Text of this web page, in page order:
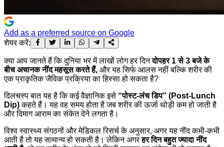
Add as a preferred source on Google
शेयर करें:
क्या आप जानते हैं कि दुनिया भर में लाखों लोग हर दिनदोपहर 1 से 3 बजे के
बीच अचानक नींद महसूस करते हैं, और यह सिर्फ आलस नहीं बल्कि शरीर की
एक प्राकृतिक जैविक प्रक्रिया का हिस्सा हो सकता है?
दिलचस्प बात यह है कि कई वैज्ञानिक इसे “पोस्ट-लंच डिप” (Post-Lunch
Dip)कहते हैं। यह वह समय होता है जब शरीर की ऊर्जा थोड़ी कम हो जाती है
और दिमाग आराम का संकेत देने लगता है।
विश्व स्वास्थ्य संगठनों और मेडिकल रिसर्च के अनुसार, अगर यह नींद कभी-कभी
आती है तो यह सामान्य हो सकती है। लेकिन अगरहर दिन बहुत ज्यादा नींद